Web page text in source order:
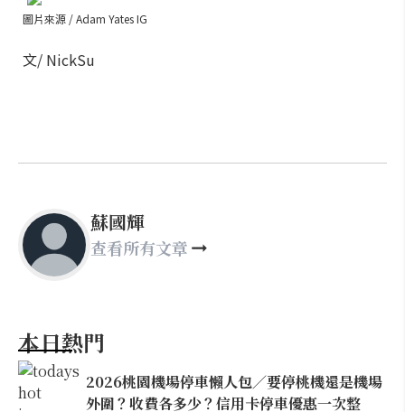
圖片來源 / Adam Yates IG
文/ NickSu
蘇國輝
查看所有文章
本日熱門
2026桃園機場停車懶人包／要停桃機還是機場
外圍？收費各多少？信用卡停車優惠一次整